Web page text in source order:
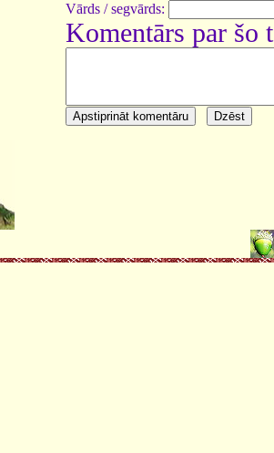
Vārds / segvārds:
Komentārs par šo